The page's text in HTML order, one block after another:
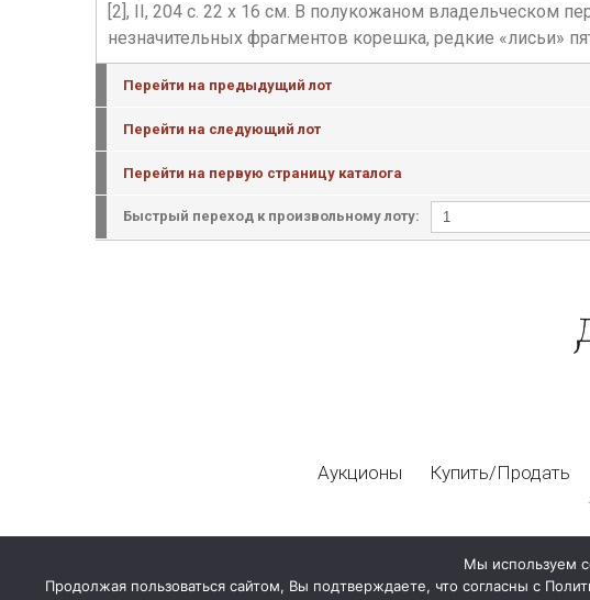
[2], II, 204 с. 22 х 16 см. В полукожаном владельческом
незначительных фрагментов корешка, редкие «лисьи»
Перейти на предыдущий лот
Перейти на следующий лот
Перейти на первую страницу каталога
Быстрый переход к произвольному лоту:
Аукционы Купить/Продать
Мы используем
Продолжая пользоваться сайтом, Вы подтверждаете, что согласны с